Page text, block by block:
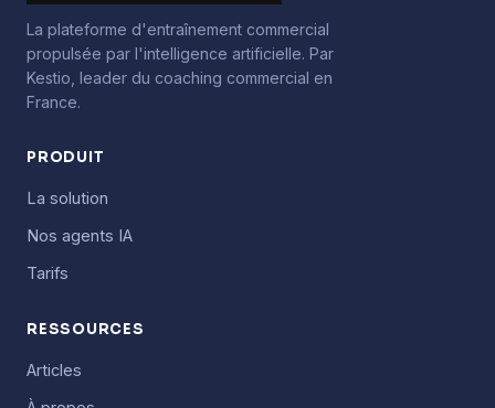
La plateforme d'entraînement commercial
propulsée par l'intelligence artificielle. Par
Kestio, leader du coaching commercial en
France.
PRODUIT
La solution
Nos agents IA
Tarifs
RESSOURCES
Articles